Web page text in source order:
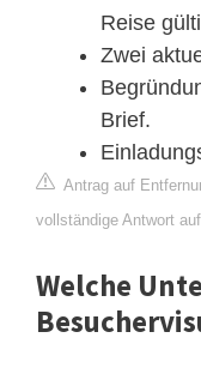
Reise
Zwei
Brief.
Antrag auf
vollständige Antwort
Welche